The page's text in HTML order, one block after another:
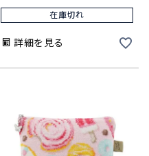
在庫切れ
詳細を見る